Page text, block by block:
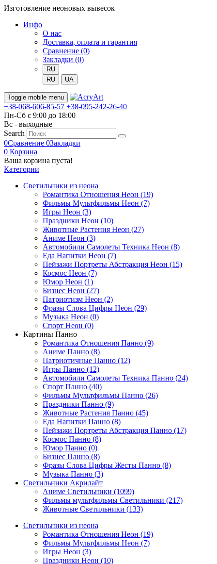
Изготовление неоновых вывесок
Инфо
О нас
Доставка, оплата и гарантия
Сравнение (0)
Закладки (0)
RU
RU
UA
Toggle mobile menu
+38-068-606-85-57 +38-095-242-26-40
Пн-Сб с 9:00 до 18:00
Вс - выходные
Search
0Сравнение 0Закладки
0 Корзина
Ваша корзина пуста!
Категории
Светильники из неона
Романтика Отношения Неон (19)
Фильмы Мультфильмы Неон (7)
Игры Неон (3)
Праздники Неон (10)
Животные Растения Неон (27)
Аниме Неон (3)
Автомобили Самолеты Техника Неон (8)
Еда Напитки Неон (7)
Пейзажи Портреты Абстракция Неон (15)
Космос Неон (7)
Юмор Неон (1)
Бизнес Неон (27)
Патриотизм Неон (2)
Фразы Слова Цифры Неон (29)
Музыка Неон (0)
Спорт Неон (0)
Картины Панно
Романтика Отношения Панно (9)
Аниме Панно (8)
Патриотичные Панно (12)
Игры Панно (12)
Автомобили Самолеты Техника Панно (24)
Спорт Панно (40)
Фильмы Мультфильмы Панно (26)
Праздники Панно (9)
Животные Растения Панно (45)
Еда Напитки Панно (8)
Пейзажи Портреты Абстракция Панно (17)
Космос Панно (8)
Юмор Панно (0)
Бизнес Панно (8)
Фразы Слова Цифры Жесты Панно (8)
Музыка Панно (3)
Светильники Акрилайт
Аниме Светильники (1099)
Фильмы мультфильмы Светильники (217)
Животные Светильники (133)
Светильники из неона
Романтика Отношения Неон (19)
Фильмы Мультфильмы Неон (7)
Игры Неон (3)
Праздники Неон (10)